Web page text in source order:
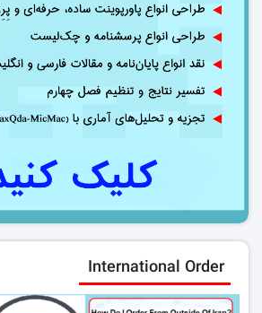
International Order